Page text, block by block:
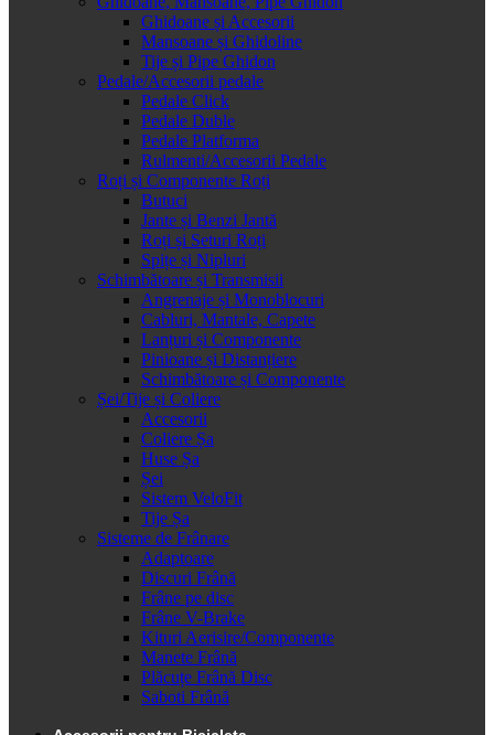
Ghidoane și Accesorii
Mansoane și Ghidoline
Tije și Pipe Ghidon
Pedale/Accesorii pedale
Pedale Click
Pedale Duble
Pedale Platforma
Rulmenti/Accesorii Pedale
Roți și Componente Roți
Butuci
Jante și Benzi Jantă
Roți și Seturi Roți
Spițe și Nipluri
Schimbătoare și Transmisii
Angrenaje și Monoblocuri
Cabluri, Mantale, Capete
Lanțuri și Componente
Pinioane și Distanțiere
Schimbătoare și Componente
Șei/Tije și Coliere
Accesorii
Coliere Șa
Huse Șa
Șei
Sistem VeloFit
Tije Șa
Sisteme de Frânare
Adaptoare
Discuri Frână
Frâne pe disc
Frâne V-Brake
Kituri Aerisire/Componente
Manete Frână
Plăcuțe Frână Disc
Saboti Frână